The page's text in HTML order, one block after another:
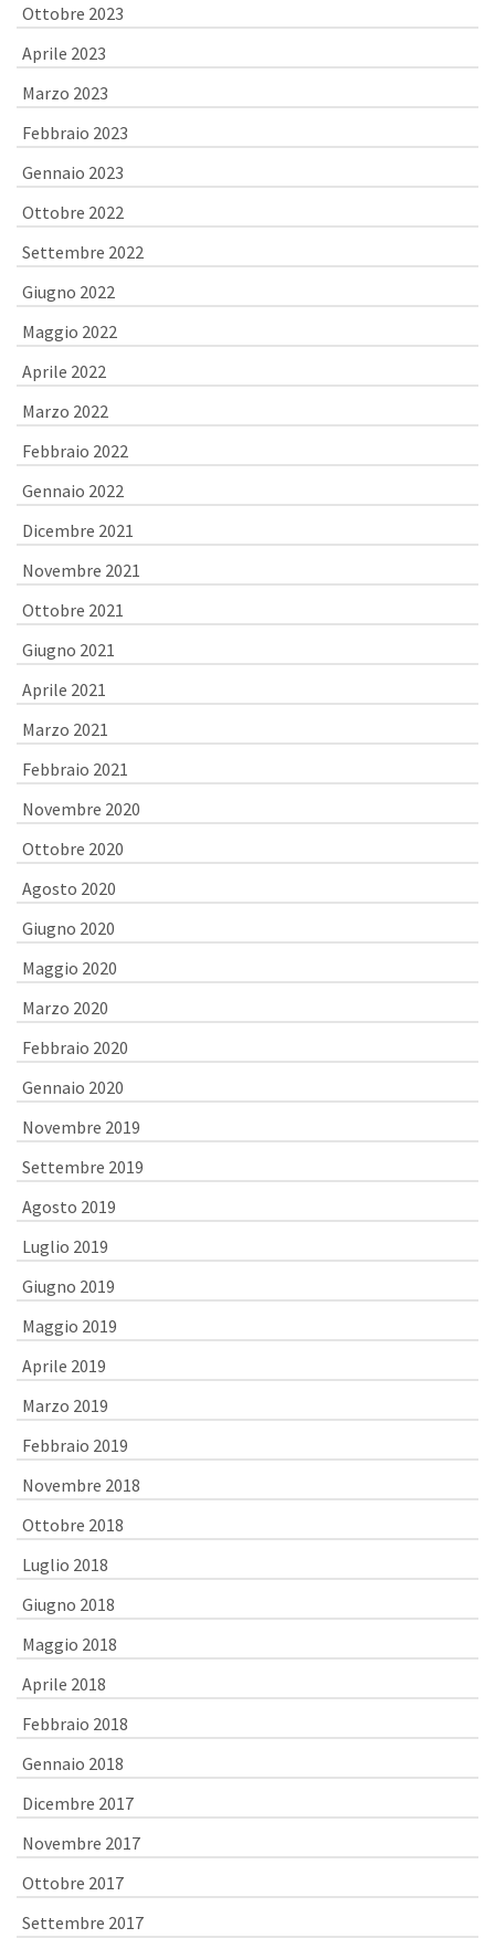
Ottobre 2023
Aprile 2023
Marzo 2023
Febbraio 2023
Gennaio 2023
Ottobre 2022
Settembre 2022
Giugno 2022
Maggio 2022
Aprile 2022
Marzo 2022
Febbraio 2022
Gennaio 2022
Dicembre 2021
Novembre 2021
Ottobre 2021
Giugno 2021
Aprile 2021
Marzo 2021
Febbraio 2021
Novembre 2020
Ottobre 2020
Agosto 2020
Giugno 2020
Maggio 2020
Marzo 2020
Febbraio 2020
Gennaio 2020
Novembre 2019
Settembre 2019
Agosto 2019
Luglio 2019
Giugno 2019
Maggio 2019
Aprile 2019
Marzo 2019
Febbraio 2019
Novembre 2018
Ottobre 2018
Luglio 2018
Giugno 2018
Maggio 2018
Aprile 2018
Febbraio 2018
Gennaio 2018
Dicembre 2017
Novembre 2017
Ottobre 2017
Settembre 2017